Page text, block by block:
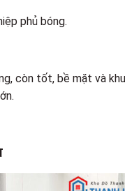
phủ bóng.
còn tốt, bề mặt và